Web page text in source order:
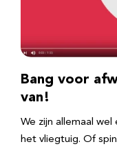
Bang voor
van!
We zijn allemaal
het vliegtuig. Of